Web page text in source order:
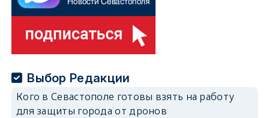
Выбор Редакции
Кого в Севастополе готовы взять на работу
для защиты города от дронов